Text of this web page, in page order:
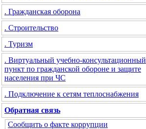
. Гражданская оборона
. Строительство
. Туризм
. Виртуальный учебно-консультационный
пункт по гражданской обороне и защите
населения при ЧС
. Подключение к сетям теплоснабжения
Обратная связь
Сообщить о факте коррупции